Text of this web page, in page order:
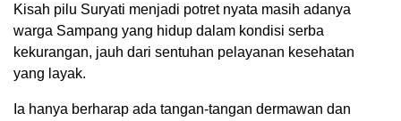
Kisah pilu Suryati menjadi potret nyata masih adanya
warga Sampang yang hidup dalam kondisi serba
kekurangan, jauh dari sentuhan pelayanan kesehatan
yang layak.
Ia hanya berharap ada tangan-tangan dermawan dan